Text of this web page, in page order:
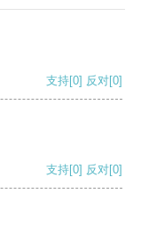
支持[0] 反对[0]
支持[0] 反对[0]